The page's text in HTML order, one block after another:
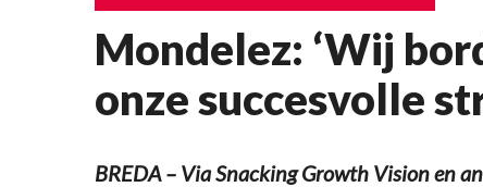
Mondelez: ‘Wij
onze succesvolle
BREDA – Via Snacking Growth Vision en